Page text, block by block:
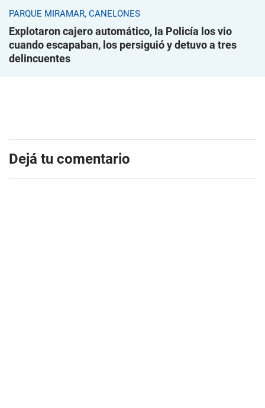
PARQUE MIRAMAR, CANELONES
Explotaron cajero automático, la Policía los vio
cuando escapaban, los persiguió y detuvo a tres
delincuentes
Dejá tu comentario